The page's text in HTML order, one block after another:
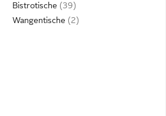
Bistrotische
Wangentische